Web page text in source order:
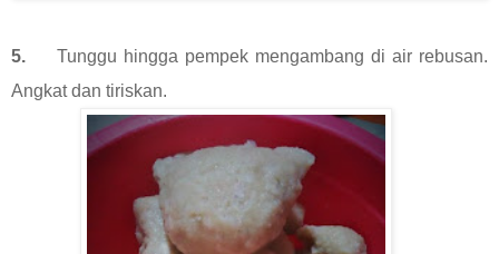
5.
Tunggu hingga pempek mengambang di air rebusan.
Angkat dan tiriskan.